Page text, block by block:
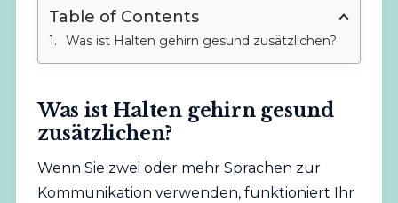
Table of Contents
Was ist Halten gehirn gesund zusätzlichen?
Was ist Halten gehirn gesund
zusätzlichen?
Wenn Sie zwei oder mehr Sprachen zur
Kommunikation verwenden, funktioniert Ihr